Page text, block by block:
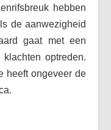
hebben
de aanwezigheid
gaat met een
optreden.
heeft ongeveer de